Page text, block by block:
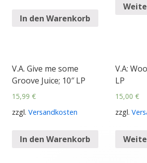
In den Warenkorb
V.A. Give me some
Groove Juice; 10″ LP
15,99 €
zzgl. Versandkosten
In den Warenkorb
V.A:
LP
15,00 €
zzgl.